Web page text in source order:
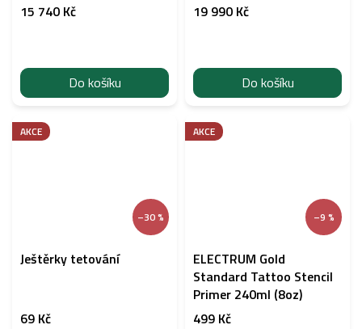
15 740 Kč
Do košíku
19 990 Kč
Do košíku
AKCE
–30 %
Ještěrky tetování
69 Kč
AKCE
–9 %
ELECTRUM Gold
Standard Tattoo Stencil
Primer 240ml (8oz)
499 Kč